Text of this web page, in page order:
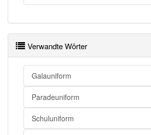
Verwandte Wörter
Galauniform
Paradeuniform
Schuluniform